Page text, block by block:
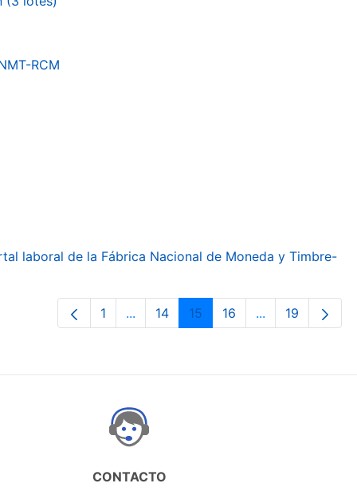
RCM
laboral de la Fábrica Nacional de Moneda y Timbre-
Página
1 ...Páginas intermedias Use TAB para
Página
14 Página
15 Página
16 ...PáginasPágina
19
CONTACTO